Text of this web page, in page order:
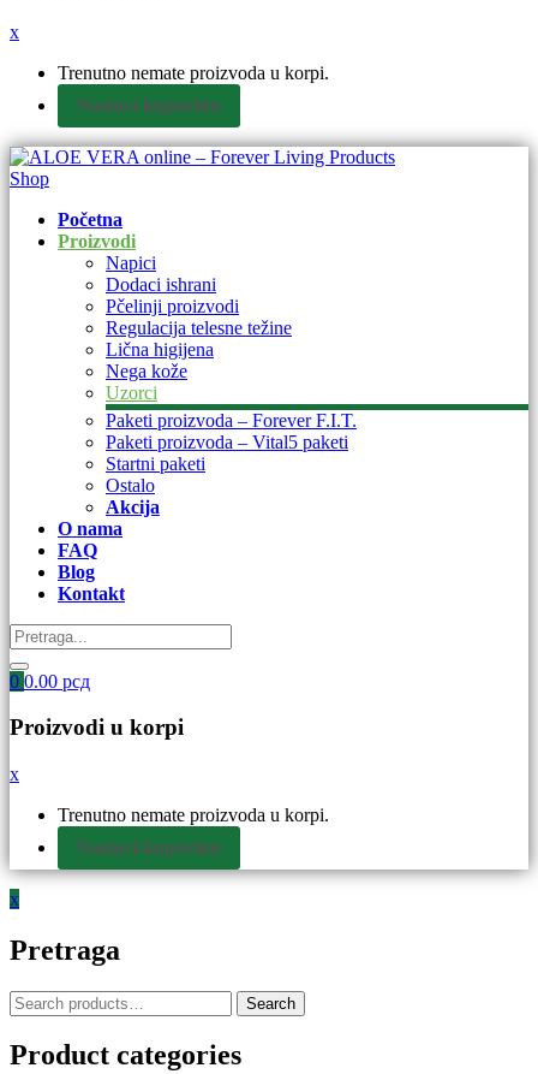
x
Trenutno nemate proizvoda u korpi.
Nastavi kupovinu
Početna
Proizvodi
Napici
Dodaci ishrani
Pčelinji proizvodi
Regulacija telesne težine
Lična higijena
Nega kože
Uzorci
Paketi proizvoda – Forever F.I.T.
Paketi proizvoda – Vital5 paketi
Startni paketi
Ostalo
Akcija
O nama
FAQ
Blog
Kontakt
0 0.00 рсд
Proizvodi u korpi
x
Trenutno nemate proizvoda u korpi.
Nastavi kupovinu
x
Pretraga
Search
Product categories